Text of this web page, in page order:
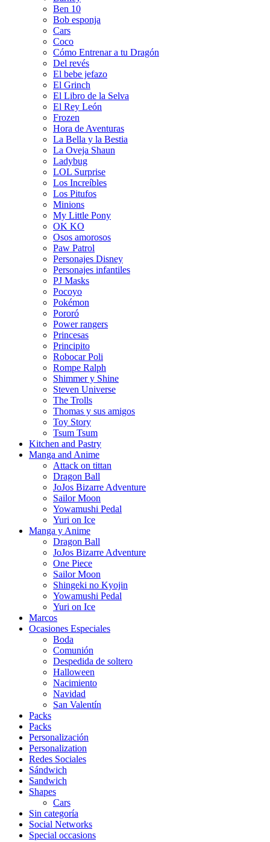
Ben 10
Bob esponja
Cars
Coco
Cómo Entrenar a tu Dragón
Del revés
El bebe jefazo
El Grinch
El Libro de la Selva
El Rey León
Frozen
Hora de Aventuras
La Bella y la Bestia
La Oveja Shaun
Ladybug
LOL Surprise
Los Increíbles
Los Pitufos
Minions
My Little Pony
OK KO
Osos amorosos
Paw Patrol
Personajes Disney
Personajes infantiles
PJ Masks
Pocoyo
Pokémon
Pororó
Power rangers
Princesas
Principito
Robocar Poli
Rompe Ralph
Shimmer y Shine
Steven Universe
The Trolls
Thomas y sus amigos
Toy Story
Tsum Tsum
Kitchen and Pastry
Manga and Anime
Attack on tittan
Dragon Ball
JoJos Bizarre Adventure
Sailor Moon
Yowamushi Pedal
Yuri on Ice
Manga y Anime
Dragon Ball
JoJos Bizarre Adventure
One Piece
Sailor Moon
Shingeki no Kyojin
Yowamushi Pedal
Yuri on Ice
Marcos
Ocasiones Especiales
Boda
Comunión
Despedida de soltero
Halloween
Nacimiento
Navidad
San Valentín
Packs
Packs
Personalización
Personalization
Redes Sociales
Sándwich
Sandwich
Shapes
Cars
Sin categoría
Social Networks
Special occasions